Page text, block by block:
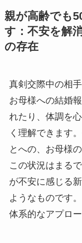
親が高齢でも
す：不安を解
の存在
真剣交際中の相
お母様への結婚
れたり、体調を
く理解できます
とへの、お母様
この状況はまる
が不安に感じる
ようなものです
体系的なアプロ